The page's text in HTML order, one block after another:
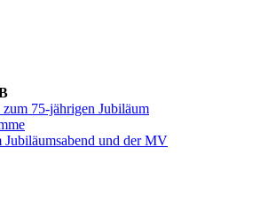
zum 75-jährigen Jubiläum
Jubiläumsabend und der MV